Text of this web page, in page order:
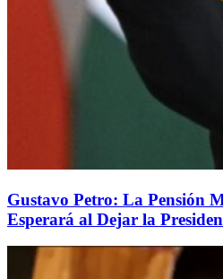
Gustavo Petro: La Pensión
Esperará al Dejar la